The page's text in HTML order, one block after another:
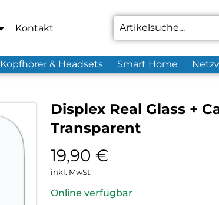
Kontakt
Kopfhörer & Headsets Smart Home
Displex Real Glass +
Transparent
19,90 €
inkl. MwSt.
Online verfügbar